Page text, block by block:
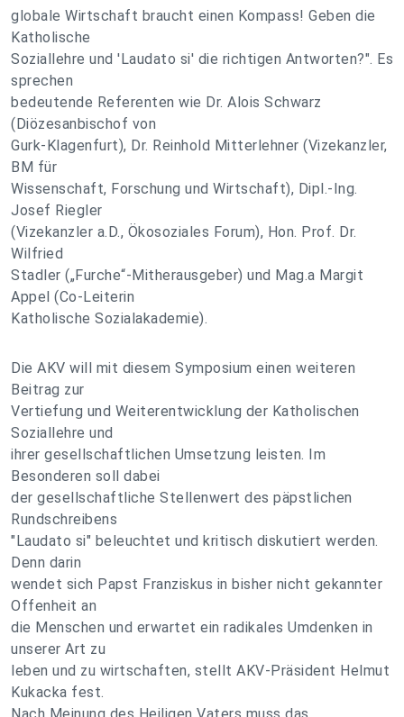
globale Wirtschaft braucht einen Kompass! Geben die
Katholische
Soziallehre und 'Laudato si' die richtigen Antworten?". Es
sprechen
bedeutende Referenten wie Dr. Alois Schwarz
(Diözesanbischof von
Gurk-Klagenfurt), Dr. Reinhold Mitterlehner (Vizekanzler,
BM für
Wissenschaft, Forschung und Wirtschaft), Dipl.-Ing.
Josef Riegler
(Vizekanzler a.D., Ökosoziales Forum), Hon. Prof. Dr.
Wilfried
Stadler („Furche“-Mitherausgeber) und Mag.a Margit
Appel (Co-Leiterin
Katholische Sozialakademie).
Die AKV will mit diesem Symposium einen weiteren
Beitrag zur
Vertiefung und Weiterentwicklung der Katholischen
Soziallehre und
ihrer gesellschaftlichen Umsetzung leisten. Im
Besonderen soll dabei
der gesellschaftliche Stellenwert des päpstlichen
Rundschreibens
"Laudato si" beleuchtet und kritisch diskutiert werden.
Denn darin
wendet sich Papst Franziskus in bisher nicht gekannter
Offenheit an
die Menschen und erwartet ein radikales Umdenken in
unserer Art zu
leben und zu wirtschaften, stellt AKV-Präsident Helmut
Kukacka fest.